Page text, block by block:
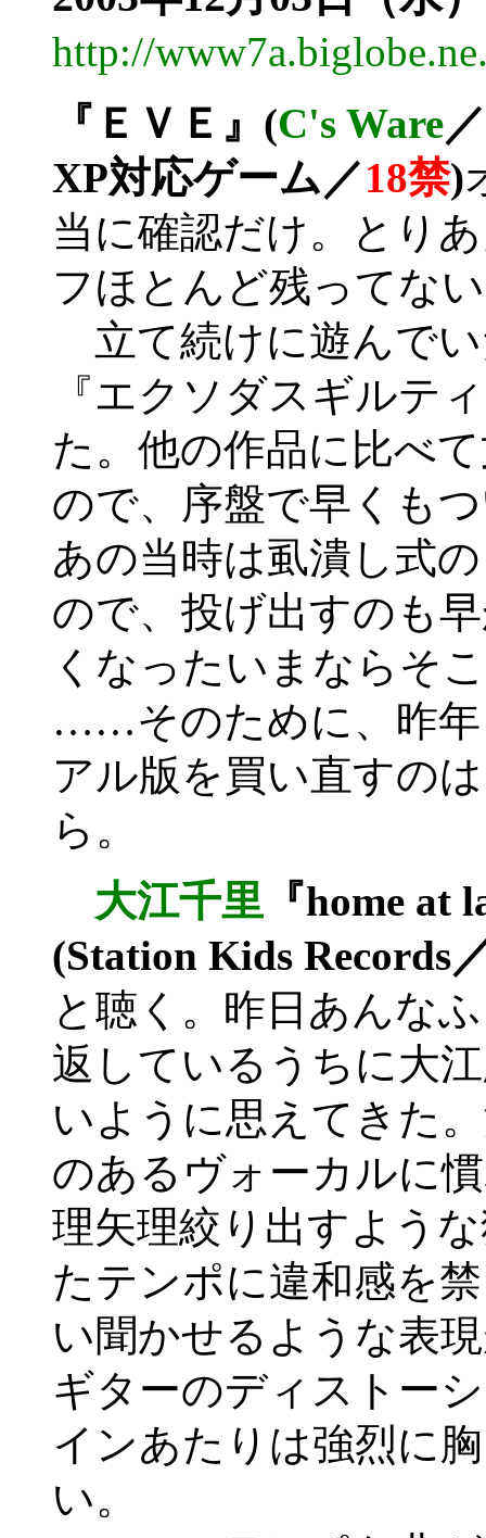
http://
『ＥＶＥ』(C's Ware
XP対応ゲーム／18禁)
当に確認だけ。とり
フほとんど残ってな
立て続けに遊んで
『エクソダスギルテ
た。他の作品に比べ
ので、序盤で早くも
あの当時は虱潰し式
ので、投げ出すのも
くなったいまならそ
……そのために、昨年
アル版を買い直すの
ら。
大江千里 『home at
(Station Kids
と聴く。昨日あんな
返しているうちに大
いように思えてきた
のあるヴォーカルに
理矢理絞り出すよう
たテンポに違和感を
い聞かせるような表
ギターのディストー
インあたりは強烈に
い。